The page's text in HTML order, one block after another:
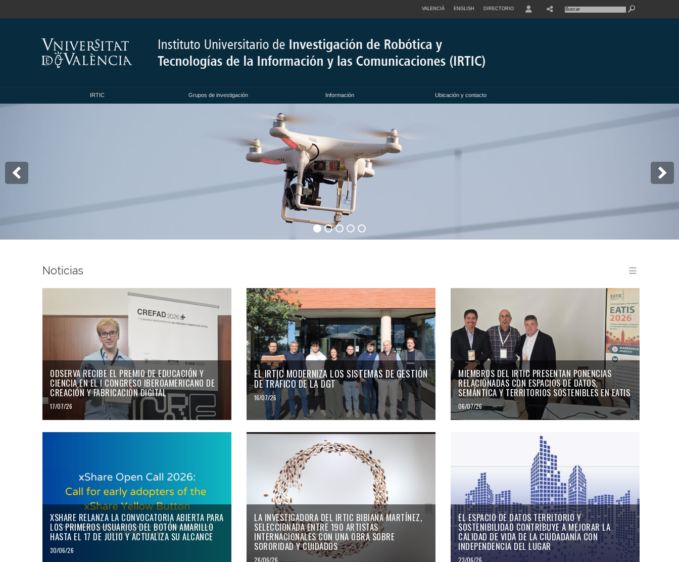
VALENCIÀ ENGLISH DIRECTORIO
IRTIC Grupos de investigación Información Ubicación y contacto
Noticias Menu
ODSERVA RECIBE EL PREMIO DE EDUCACIÓN Y
CIENCIA EN EL I CONGRESO IBEROAMERICANO DE
CREACIÓN Y FABRICACIÓN DIGITAL
17/07/26
EL IRTIC MODERNIZA LOS SISTEMAS DE GESTIÓN
DE TRÁFICO DE LA DGT
16/07/26
MIEMBROS DEL IRTIC PRESENTAN PONENCIAS
RELACIONADAS CON ESPACIOS DE DATOS,
SEMÁNTICA Y TERRITORIOS SOSTENIBLES EN EATIS
06/07/26
XSHARE RELANZA LA CONVOCATORIA ABIERTA PARA
LOS PRIMEROS USUARIOS DEL BOTÓN AMARILLO
HASTA EL 17 DE JULIO Y ACTUALIZA SU ALCANCE
30/06/26
LA INVESTIGADORA DEL IRTIC BIBIANA MARTÍNEZ,
SELECCIONADA ENTRE 190 ARTISTAS
INTERNACIONALES CON UNA OBRA SOBRE
SORORIDAD Y CUIDADOS
26/06/26
EL ESPACIO DE DATOS TERRITORIO Y
SOSTENIBILIDAD CONTRIBUYE A MEJORAR LA
CALIDAD DE VIDA DE LA CIUDADANÍA CON
INDEPENDENCIA DEL LUGAR
23/06/26